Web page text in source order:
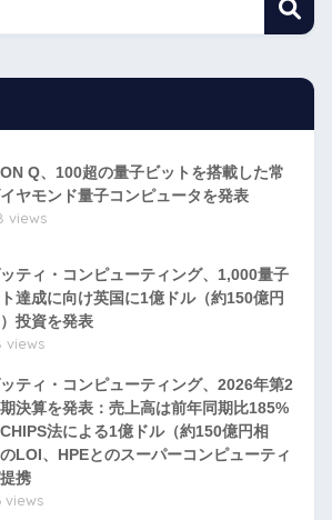
Q、100超の量子ビットを搭載した常
ヤモンド量子コンピュータを発表
views
ティ・コンピューティング、1,000量子
達成に向け英国に1億ドル（約150億円
投資を発表
views
ティ・コンピューティング、2026年第2
決算を発表：売上高は前年同期比185%
法による1億ドル（約150億円相
LOI、HPEとのスーパーコンピューティ
携
views